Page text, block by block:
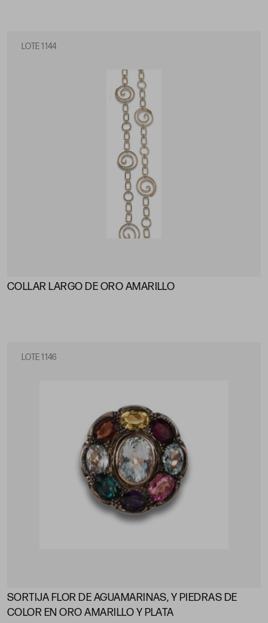
LOTE 1144
COLLAR LARGO DE ORO AMARILLO
LOTE 1146
SORTIJA FLOR DE AGUAMARINAS, Y PIEDRAS DE
COLOR EN ORO AMARILLO Y PLATA